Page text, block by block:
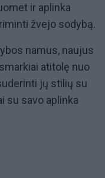
ir aplinka
žvejo sodybą.
namus, naujus
atitolę nuo
jų stilių su
su savo aplinka